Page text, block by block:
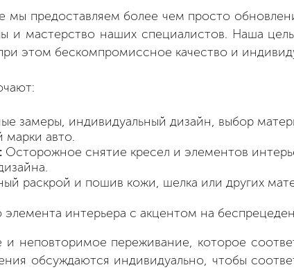
мы предоставляем более чем просто
и мастерство наших специалистов. Наша
этом бескомпромиссное качество и
замеры, индивидуальный дизайн, выбор
марки авто.
Осторожное снятие кресел и элементов
раскрой и пошив кожи, шелка или других
элемента интерьера с акцентом на
и неповторимое переживание, которое
обсуждаются индивидуально, чтобы